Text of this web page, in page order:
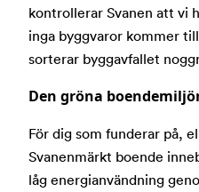
kontrollerar Svanen att vi
inga byggvaror kommer
sorterar byggavfallet
Den gröna
För dig som funderar på,
Svanenmärkt boende
låg energianvändning